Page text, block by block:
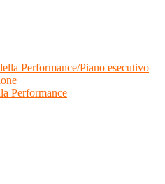
Performance/Piano esecutivo
Performance